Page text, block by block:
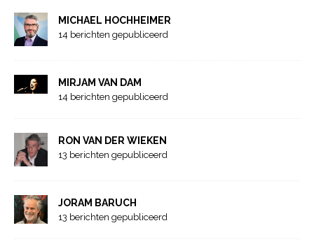
MICHAEL HOCHHEIMER
14 berichten gepubliceerd
MIRJAM VAN DAM
14 berichten gepubliceerd
RON VAN DER WIEKEN
13 berichten gepubliceerd
JORAM BARUCH
13 berichten gepubliceerd